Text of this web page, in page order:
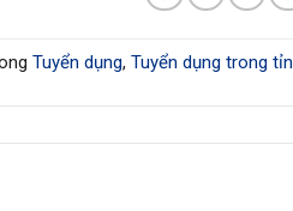
Tuyển dụng, Tuyển dụng trong